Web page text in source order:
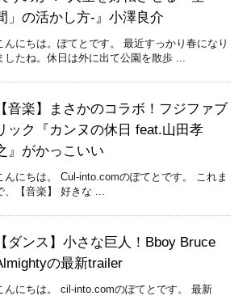
」の活かし方-』小澤良介
んにちは。ぽてとです。 最近すっかり春になり
したね。休日は外に出て公園を散歩 ...
【音楽】まさかのコラボ！フジファブ
ック『カンヌの休日 feat.山田孝
』がかっこいい
んにちは。 Cul-into.comのぽてとです。 これま
、【音楽】 好きな ...
【ダンス】小さな巨人！Bboy Bruce
の最新trailer
んにちは。 cil-into.comのぽてとです。 最新